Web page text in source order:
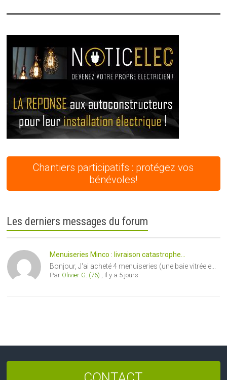
Chantiers participatifs : protégez vos
bénévoles!
Les derniers messages du forum
Menuiseries Minco : livraison catastrophe...
Bonjour, J'ai acheté 4 menuiseries (une baie vitrée e...
Par Olivier G. (76) , Il y a 5 jours